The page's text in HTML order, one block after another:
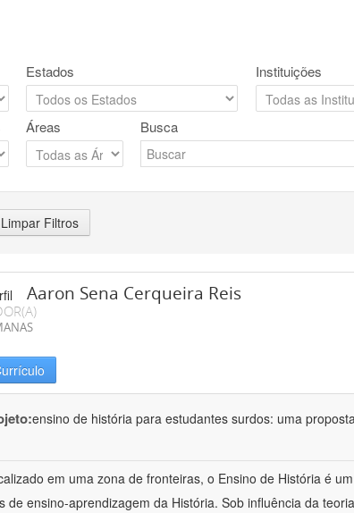
Estados Instituições
Áreas Busca
Limpar Filtros
Aaron Sena Cerqueira Reis
ensino de história para estudantes surdos: uma
em uma zona de fronteiras, o Ensino de História é
de ensino-aprendizagem da História. Sob influência da